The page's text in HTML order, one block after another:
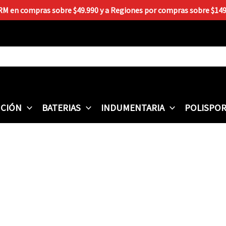
en compras sobre $49.990 y a Regiones por compras sobre
BATERIAS INDUMENTARIA